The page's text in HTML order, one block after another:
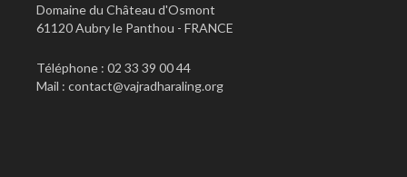
Domaine du Château d'Osmont
61120 Aubry le Panthou - FRANCE
Téléphone : 02 33 39 00 44
Mail : contact@vajradharaling.org